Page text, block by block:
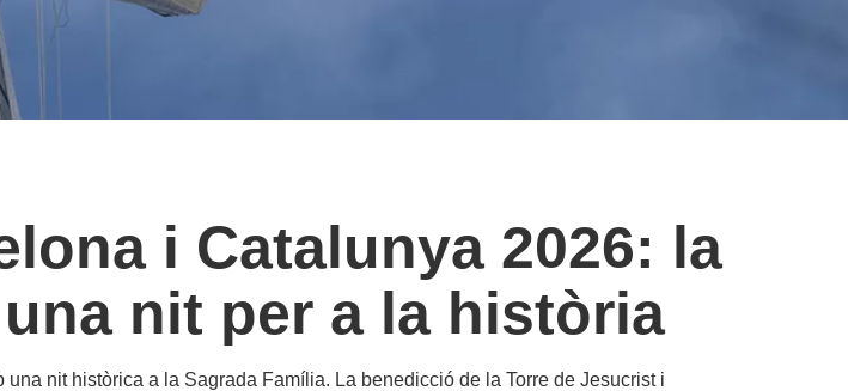
i Catalunya 2026: la
nit per a la història
nit històrica a la Sagrada Família. La benedicció de la Torre de Jesucrist i